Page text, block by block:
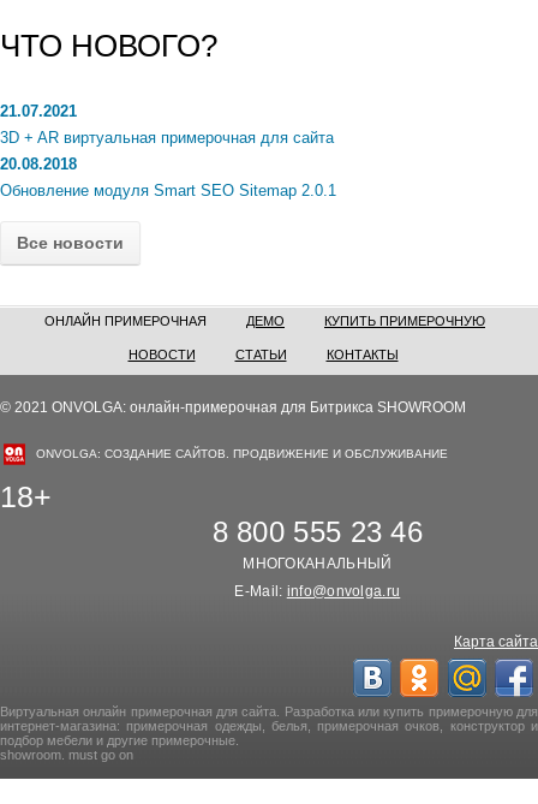
ЧТО НОВОГО?
21.07.2021
3D + AR виртуальная примерочная для сайта
20.08.2018
Обновление модуля Smart SEO Sitemap 2.0.1
Все новости
ОНЛАЙН ПРИМЕРОЧНАЯ ДЕМО КУПИТЬ ПРИМЕРОЧНУЮ
НОВОСТИ СТАТЬИ КОНТАКТЫ
© 2021 ONVOLGA: онлайн-примерочная для Битрикса SHOWROOM
ONVOLGA: СОЗДАНИЕ САЙТОВ. ПРОДВИЖЕНИЕ И ОБСЛУЖИВАНИЕ
18+
8 800 555 23 46
МНОГОКАНАЛЬНЫЙ
E-Mail: info@onvolga.ru
Карта сайта
Виртуальная онлайн примерочная для сайта. Разработка или купить примерочную для
интернет-магазина: примерочная одежды, белья, примерочная очков, конструктор и
подбор мебели и другие примерочные.
showroom. must go on